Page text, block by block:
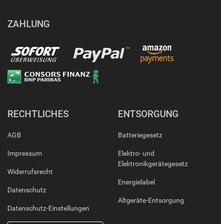
ZAHLUNG
RECHTLICHES
AGB
Impressum
Widerrufsrecht
Datenschutz
Datenschutz-Einstellungen
ENTSORGUNG
Batteriegesetz
Elektro- und
Elektronikgerätegesetz
Energielabel
Altgeräte-Entsorgung